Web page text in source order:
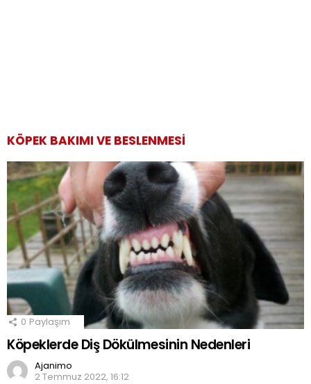
KÖPEK BAKIMI VE BESLENMESI
0 Paylaşım
Köpeklerde Diş Dökülmesinin Nedenleri
Ajanimo
2 Temmuz 2022, 16:12